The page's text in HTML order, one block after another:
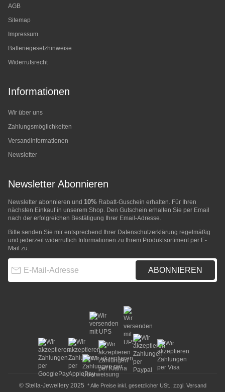
AGB
Sitemap
Impressum
Batteriegesetzhinweise
Widerrufsrecht
Informationen
Wir über uns
Zahlungsmöglichkeiten
Versandinformationen
Newsletter
Newsletter Abonnieren
Newsletter abonnieren und 10% Rabatt-Guschein erhalten. Für Ihren
nächsten Einkauf in unserem Shop. Den Gutschein erhalten Sie per Email
nach der erfolgreichen Bestätigung Ihrer Email-Adresse.
Bitte senden Sie mir entsprechend Ihrer Datenschutzerklärung regelmäßig
und jederzeit widerruflich Informationen zu Ihrem Produktsortiment per E-
Mail zu.
ABONNIEREN
© Stella-Jewellery 2025 * Alle Preise inkl. gesetzlicher USt., zzgl. Versand